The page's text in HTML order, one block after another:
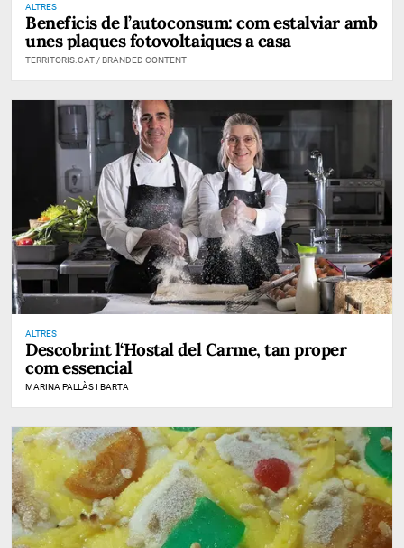
ALTRES
Beneficis de l’autoconsum: com estalviar amb
unes plaques fotovoltaiques a casa
TERRITORIS.CAT / BRANDED CONTENT
ALTRES
Descobrint l‘Hostal del Carme, tan proper
com essencial
MARINA PALLÀS I BARTA